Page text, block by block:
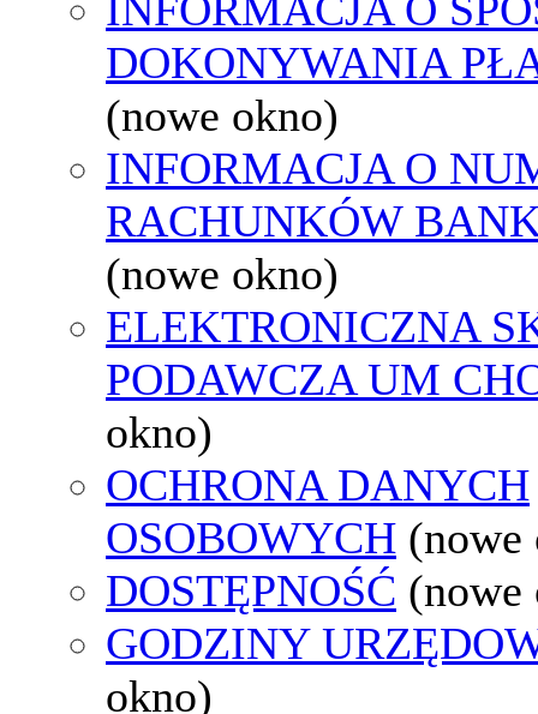
DOKONYWANIA
(nowe okno)
INFORMACJA O
RACHUNKÓW
(nowe okno)
ELEKTRONICZNA
PODAWCZA UM
okno)
OCHRONA DANYCH
OSOBOWYCH (nowe
DOSTĘPNOŚĆ (nowe
GODZINY
okno)